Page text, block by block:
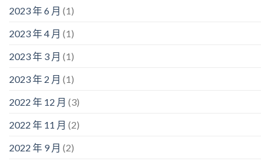
2023 年 6 月 (1)
2023 年 4 月 (1)
2023 年 3 月 (1)
2023 年 2 月 (1)
2022 年 12 月 (3)
2022 年 11 月 (2)
2022 年 9 月 (2)